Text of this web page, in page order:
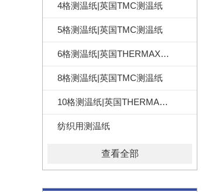
4格测温纸|英国TMC测温纸
5格测温纸|英国TMC测温纸
6格测温纸|英国THERMAX测温纸
8格测温纸|英国TMC测温纸
10格测温纸|英国THERMAX测温纸
纺织用测温纸
查看全部